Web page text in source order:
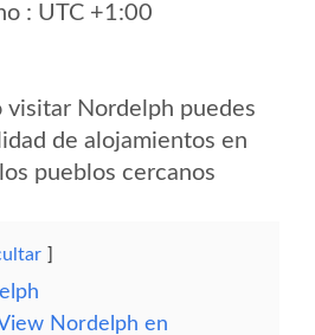
: UTC +1:00
visitar Nordelph puedes
de alojamientos en
pueblos cercanos
Nordelph en